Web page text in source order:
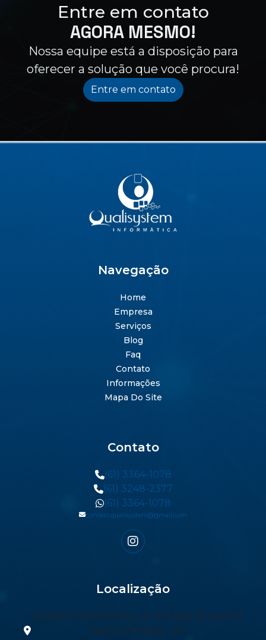
Entre em contato
AGORA MESMO!
Nossa equipe está a disposição para
oferecer a solução que você procura!
Entre em contato
Navegação
Home
Empresa
Serviços
Blog
Faq
Contato
Informações
Mapa Do Site
Contato
(61) 3364-1078
(61) 3248-2377
(61) 3364-1078
contato.qualisystem@gmail.com
Localização
Quadra CRS 505 Bloco A, Entrada 29 sala 101
Asa Sul, Brasília - DF